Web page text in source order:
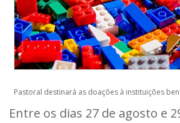
Pastoral destinará as doações à instituições
Entre os dias 27 de agosto e